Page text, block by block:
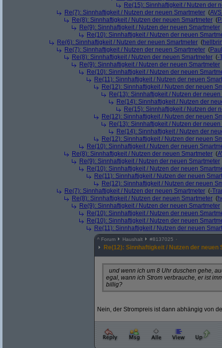
Re(15): Sinnhaftigkeit / Nutzen der
Re(7): Sinnhaftigkeit / Nutzen der neuen Smartmeter (
Re(8): Sinnhaftigkeit / Nutzen der neuen Smartmeter (
Re(9): Sinnhaftigkeit / Nutzen der neuen Smartmeter
Re(10): Sinnhaftigkeit / Nutzen der neuen
Re(6): Sinnhaftigkeit / Nutzen der neuen Smartmeter (
Re(7): Sinnhaftigkeit / Nutzen der neuen Smartmeter (
Re(8): Sinnhaftigkeit / Nutzen der neuen Smartmeter (-
Re(9): Sinnhaftigkeit / Nutzen der neuen Smartmeter
Re(10): Sinnhaftigkeit / Nutzen der neuen
Re(11): Sinnhaftigkeit / Nutzen der neuen
Re(12): Sinnhaftigkeit / Nutzen der neuen
Re(13): Sinnhaftigkeit / Nutzen der neuen
Re(14): Sinnhaftigkeit / Nutzen der
Re(15): Sinnhaftigkeit / Nutzen der
Re(12): Sinnhaftigkeit / Nutzen der neuen
Re(13): Sinnhaftigkeit / Nutzen der neuen
Re(14): Sinnhaftigkeit / Nutzen der
Re(12): Sinnhaftigkeit / Nutzen der neuen
Re(10): Sinnhaftigkeit / Nutzen der neuen
Re(8): Sinnhaftigkeit / Nutzen der neuen Smartmeter (
Re(9): Sinnhaftigkeit / Nutzen der neuen Smartmeter
Re(10): Sinnhaftigkeit / Nutzen der neuen
Re(11): Sinnhaftigkeit / Nutzen der neuen
Re(12): Sinnhaftigkeit / Nutzen der neuen
Re(7): Sinnhaftigkeit / Nutzen der neuen Smartmeter (-
Re(8): Sinnhaftigkeit / Nutzen der neuen Smartmeter (
Re(9): Sinnhaftigkeit / Nutzen der neuen Smartmeter
Re(10): Sinnhaftigkeit / Nutzen der neuen
Re(10): Sinnhaftigkeit / Nutzen der neuen
Re(11): Sinnhaftigkeit / Nutzen der neuen
^ Forum Haushalt #8137025
Re(12): Sinnhaftigkeit / Nutzen der neuen
und wenn ich um 8 Uhr duschen gehe,
egal, wann ich Strom verbrauche, er ist
billig?
Nein, der Strompreis ist dann abhängig von